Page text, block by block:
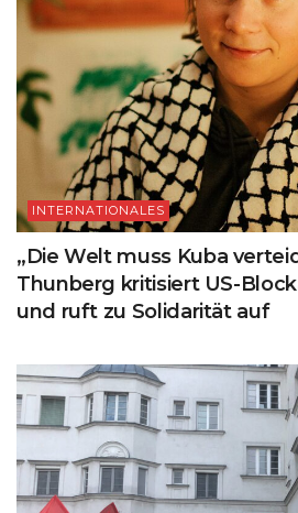
INTERNATIONALES
„Die Welt muss Kuba
Thunberg kritisiert US-
und ruft zu Solidarität auf